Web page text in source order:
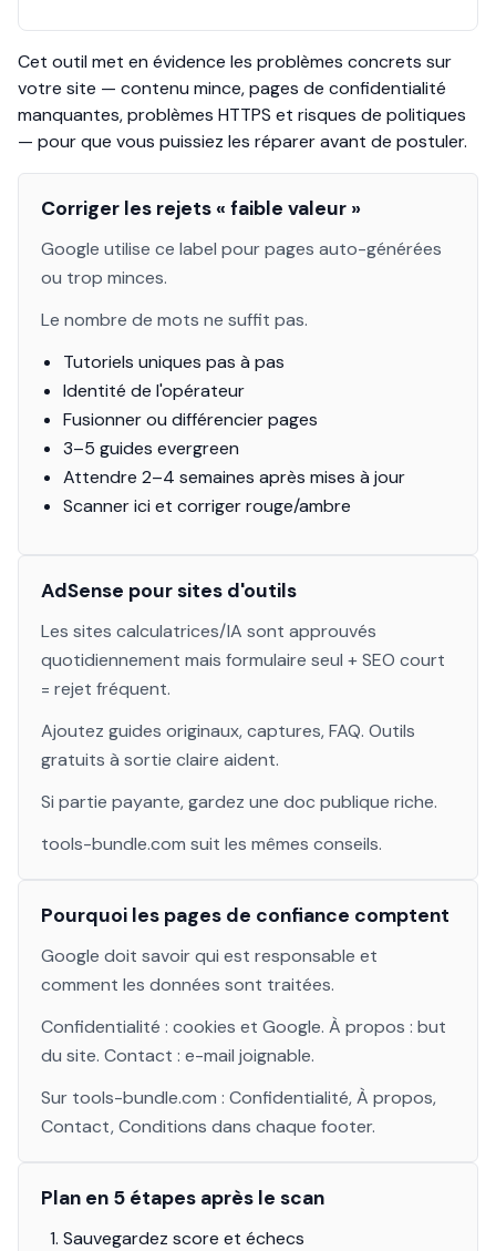
Cet outil met en évidence les problèmes concrets sur
votre site — contenu mince, pages de confidentialité
manquantes, problèmes HTTPS et risques de politiques
— pour que vous puissiez les réparer avant de postuler.
Corriger les rejets « faible valeur »
Google utilise ce label pour pages auto-générées
ou trop minces.
Le nombre de mots ne suffit pas.
Tutoriels uniques pas à pas
Identité de l'opérateur
Fusionner ou différencier pages
3–5 guides evergreen
Attendre 2–4 semaines après mises à jour
Scanner ici et corriger rouge/ambre
AdSense pour sites d'outils
Les sites calculatrices/IA sont approuvés
quotidiennement mais formulaire seul + SEO court
= rejet fréquent.
Ajoutez guides originaux, captures, FAQ. Outils
gratuits à sortie claire aident.
Si partie payante, gardez une doc publique riche.
tools-bundle.com suit les mêmes conseils.
Pourquoi les pages de confiance comptent
Google doit savoir qui est responsable et
comment les données sont traitées.
Confidentialité : cookies et Google. À propos : but
du site. Contact : e-mail joignable.
Sur tools-bundle.com : Confidentialité, À propos,
Contact, Conditions dans chaque footer.
Plan en 5 étapes après le scan
Sauvegardez score et échecs